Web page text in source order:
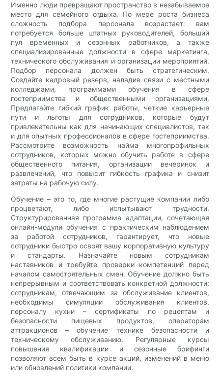
Именно люди превращают пространство в незабываемое
место для семейного отдыха. По мере роста бизнеса
сложность подбора персонала возрастает: вам
потребуется больше штатных руководителей, больший
пул временных и сезонных работников, а также
специализированные должности в сфере маркетинга,
технического обслуживания и организации мероприятий.
Подбор персонала должен быть стратегическим.
Создайте кадровый резерв, наладив связи с местными
колледжами, программами обучения в сфере
гостеприимства и общественными организациями.
Предлагайте гибкий график работы, четкие карьерные
пути и льготы для сотрудников, которые будут
привлекательны как для начинающих специалистов, так
и для опытных профессионалов в сфере гостеприимства.
Рассмотрите возможность найма многопрофильных
сотрудников, которых можно обучить работе в сфере
общественного питания, организации вечеринок и
развлечений, что повысит гибкость графика и снизит
затраты на рабочую силу.
Обучение – это то, где многие растущие компании либо
процветают, либо испытывают трудности.
Структурированная программа адаптации, сочетающая
онлайн-модули обучения с практическим наблюдением
за работой сотрудников, гарантирует, что новые
сотрудники быстро освоят вашу корпоративную культуру
и стандарты. Назначайте новым сотрудникам
наставников и требуйте проверки компетенций перед
началом самостоятельных смен. Обучение должно быть
непрерывным и соответствовать конкретной должности:
сотрудникам, отвечающим за обслуживание клиентов,
необходимы симуляции обслуживания клиентов,
персоналу кухни – сертификаты по рецептам и
безопасности пищевых продуктов, операторам
аттракционов – обучение технике безопасности и
техническому обслуживанию. Регулярные курсы
повышения квалификации и сезонные брифинги
позволяют всем быть в курсе акций, изменений в меню
или обновлений политики компании.